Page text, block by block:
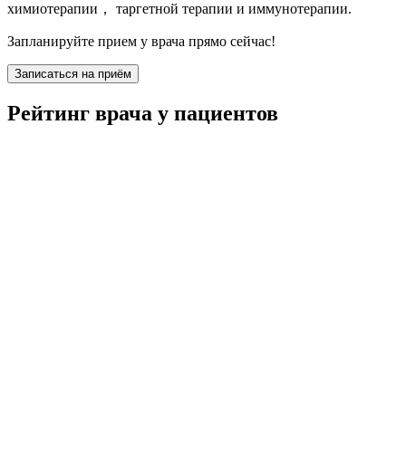
химиотерапии， таргетной терапии и иммунотерапии.
Запланируйте прием у врача прямо сейчас!
Записаться на приём
Рейтинг врача у пациентов